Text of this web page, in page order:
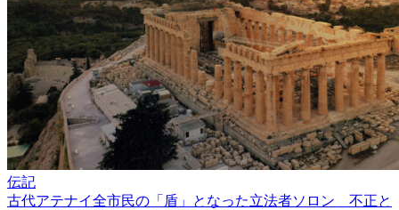
伝記
古代アテナイ全市民の「盾」となった立法者ソロン 不正と